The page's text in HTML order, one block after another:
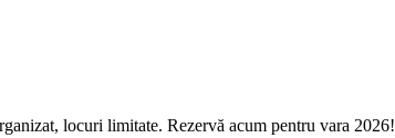
locuri limitate. Rezervă acum pentru vara 2026!